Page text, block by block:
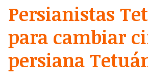
Persianistas
para cambiar
persiana